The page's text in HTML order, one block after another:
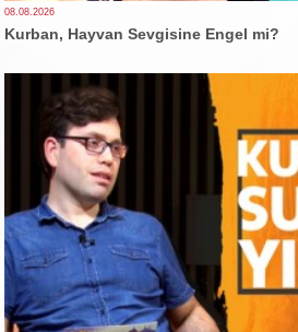
08.08.2026
Kurban, Hayvan Sevgisine Engel mi?